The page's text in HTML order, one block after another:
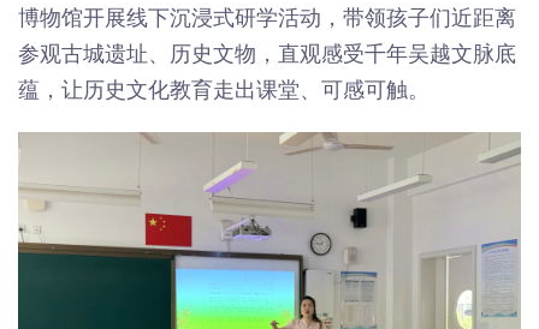
博物馆开展线下沉浸式研学活动，带领孩子们近距离
参观古城遗址、历史文物，直观感受千年吴越文脉底
蕴，让历史文化教育走出课堂、可感可触。